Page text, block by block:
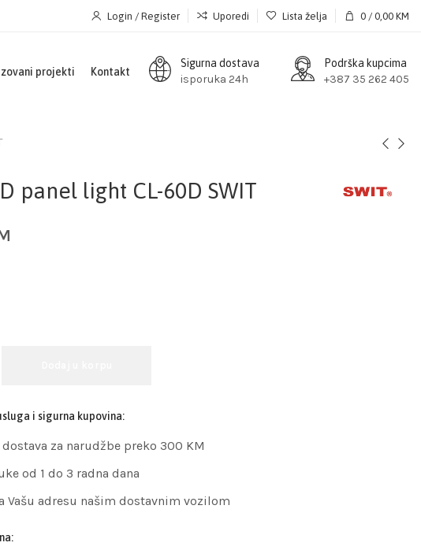
Login / Register Uporedi Lista želja 0 / 0,00 KM
projekti Kontakt
Sigurna dostava
isporuka 24h
Podrška kupcima
+387 35 262 405
panel light CL-60D SWIT
i sigurna kupovina:
za narudžbe preko 300 KM
od 1 do 3 radna dana
Vašu adresu našim dostavnim vozilom